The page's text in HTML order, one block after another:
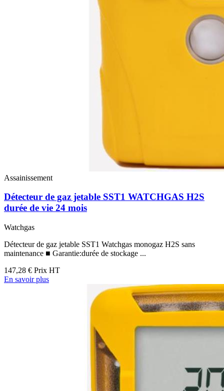
Assainissement
Détecteur de gaz jetable SST1 WATCHGAS H2S
durée de vie 24 mois
Watchgas
Détecteur de gaz jetable SST1 Watchgas monogaz H2S sans
maintenance ■ Garantie:durée de stockage ...
147,28 € Prix HT
En savoir plus